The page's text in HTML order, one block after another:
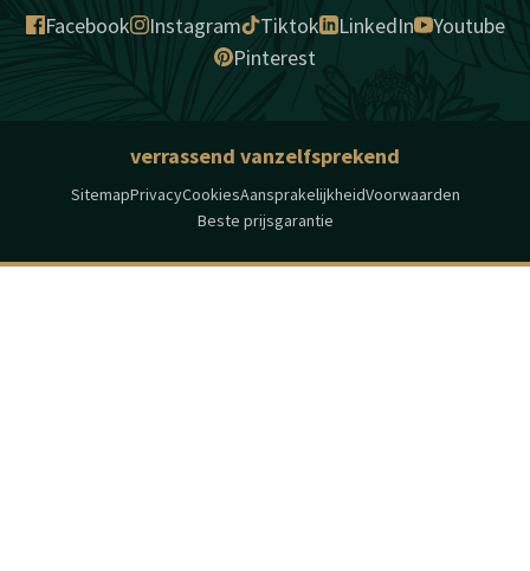
Facebook Instagram Tiktok LinkedIn
Youtube
Pinterest
verrassend vanzelfsprekend
SitemapPrivacyCookiesAansprakelijkheidVoorwaarden
Beste prijsgarantie